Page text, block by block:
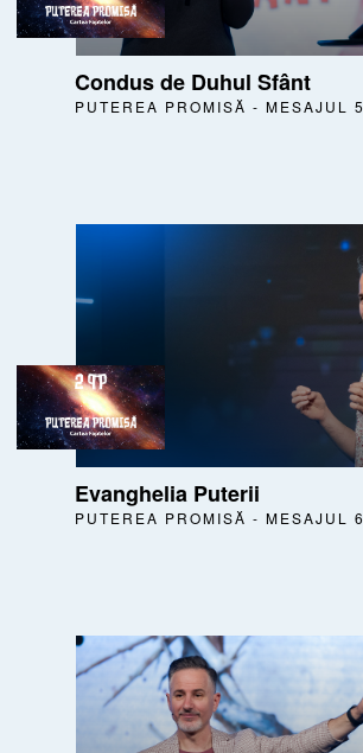
Condus de Duhul Sfânt
PUTEREA PROMISĂ - MESAJUL 5
Evanghelia Puterii
PUTEREA PROMISĂ - MESAJUL 6